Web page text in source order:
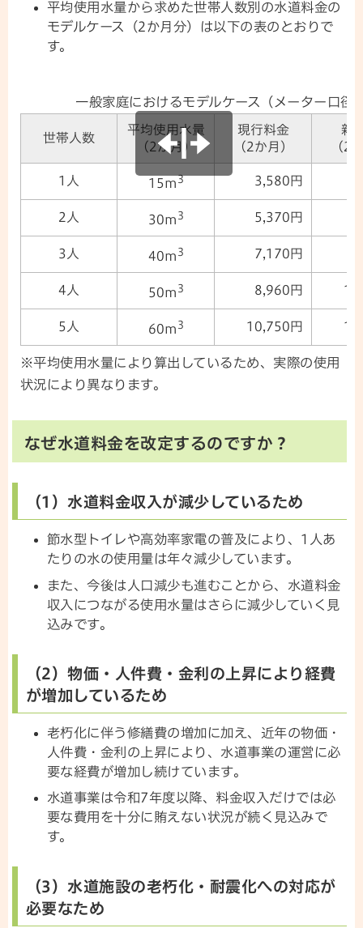
平均使用水量から求めた世帯人数別の水道料金の
モデルケース（2か月分）は以下の表のとおりで
す。
一般家庭におけるモデルケース（メーター口
世帯人数
平均使用水量
（2か月）
現行料金
（2か月）
新
（2
1人 15m3 3,580円
2人 30m 3 5,370円
3人 40m 3 7,170円
4人 50m 3 8,960円
5人 60m 3 10,750円
※平均使用水量により算出しているため、実際の使用
状況により異なります。
なぜ水道料金を改定するのですか？
（1）水道料金収入が減少しているため
節水型トイレや高効率家電の普及により、1人あ
たりの水の使用量は年々減少しています。
また、今後は人口減少も進むことから、水道料金
収入につながる使用水量はさらに減少していく見
込みです。
（2）物価・人件費・金利の上昇により経費
が増加しているため
老朽化に伴う修繕費の増加に加え、近年の物価・
人件費・金利の上昇により、水道事業の運営に必
要な経費が増加し続けています。
水道事業は令和7年度以降、料金収入だけでは必
要な費用を十分に賄えない状況が続く見込みで
す。
（3）水道施設の老朽化・耐震化への対応が
必要なため